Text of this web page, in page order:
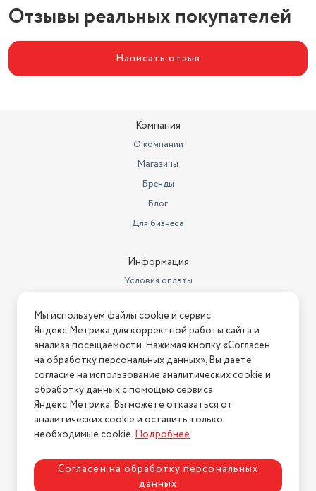
Отзывы реальных покупателей
Написать отзыв
Компания
О компании
Магазины
Бренды
Блог
Для бизнеса
Информация
Условия оплаты
Условия возврата
Нашли ошибку на сайте? Напишите нам
2026 © Интернет-магазин "АстМаркет". У нас есть всё!
Политика конфиденциальности
Мы используем файлы cookie и сервис
Яндекс.Метрика для корректной работы сайта и
анализа посещаемости. Нажимая кнопку «Согласен
на обработку персональных данных», Вы даете
согласие на использование аналитических cookie и
обработку данных с помощью сервиса
Яндекс.Метрика. Вы можете отказаться от
аналитических cookie и оставить только
необходимые cookie.Подробнее.
Согласен на обработку персональных
данных